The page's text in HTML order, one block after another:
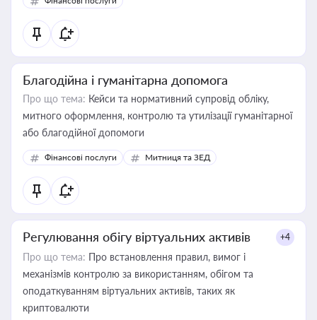
Благодійна і гуманітарна допомога
Про що тема: Кейси та нормативний супровід обліку,
митного оформлення, контролю та утилізації гуманітарної
або благодійної допомоги
Фінансові послуги Митниця та ЗЕД
Регулювання обігу віртуальних активів +4
Про що тема: Про встановлення правил, вимог і
механізмів контролю за використанням, обігом та
оподаткуванням віртуальних активів, таких як
криптовалюти